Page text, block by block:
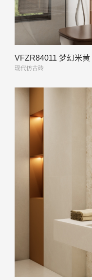
VFZR84011 梦幻米黄
现代仿古砖